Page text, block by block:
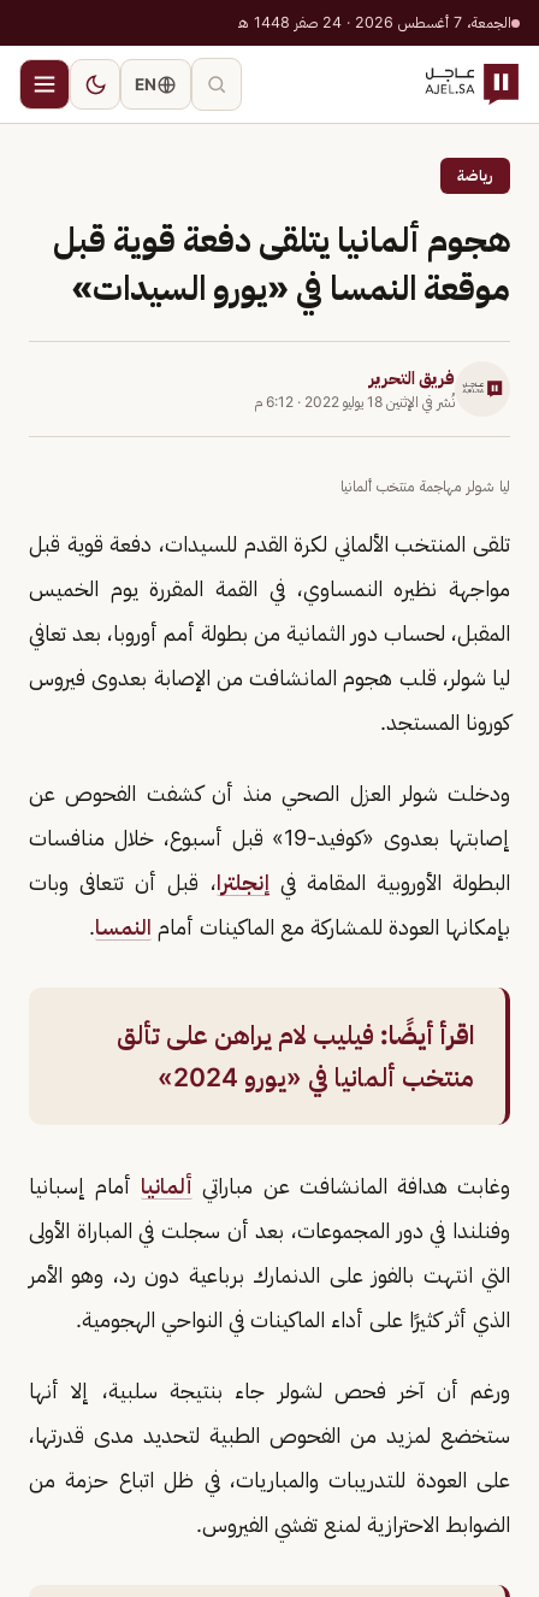
الجمعة، 7 أغسطس 2026 · 24 صفر 1448 هـ
EN
رياضة
هجوم ألمانيا يتلقى دفعة قوية قبل
موقعة النمسا في «يورو السيدات»
فريق التحرير
نُشر في الإثنين 18 يوليو 2022 · 6:12 م
ليا شولر مهاجمة منتخب ألمانيا
تلقى المنتخب الألماني لكرة القدم للسيدات، دفعة قوية قبل
مواجهة نظيره النمساوي، في القمة المقررة يوم الخميس
المقبل، لحساب دور الثمانية من بطولة أمم أوروبا، بعد تعافي
ليا شولر، قلب هجوم المانشافت من الإصابة بعدوى فيروس
كورونا المستجد.
ودخلت شولر العزل الصحي منذ أن كشفت الفحوص عن
إصابتها بعدوى «كوفيد-19» قبل أسبوع، خلال منافسات
البطولة الأوروبية المقامة في إنجلترا، قبل أن تتعافى وبات
بإمكانها العودة للمشاركة مع الماكينات أمام النمسا.
اقرأ أيضًا: فيليب لام يراهن على تألق
منتخب ألمانيا في «يورو 2024»
وغابت هدافة المانشافت عن مباراتي ألمانيا أمام إسبانيا
وفنلندا في دور المجموعات، بعد أن سجلت في المباراة الأولى
التي انتهت بالفوز على الدنمارك برباعية دون رد، وهو الأمر
الذي أثر كثيرًا على أداء الماكينات في النواحي الهجومية.
ورغم أن آخر فحص لشولر جاء بنتيجة سلبية، إلا أنها
ستخضع لمزيد من الفحوص الطبية لتحديد مدى قدرتها،
على العودة للتدريبات والمباريات، في ظل اتباع حزمة من
الضوابط الاحترازية لمنع تفشي الفيروس.